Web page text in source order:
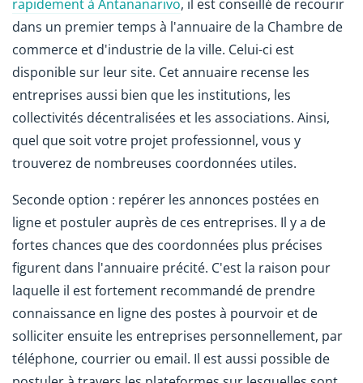
rapidement à Antananarivo, il est conseillé de recourir
dans un premier temps à l'annuaire de la Chambre de
commerce et d'industrie de la ville. Celui-ci est
disponible sur leur site. Cet annuaire recense les
entreprises aussi bien que les institutions, les
collectivités décentralisées et les associations. Ainsi,
quel que soit votre projet professionnel, vous y
trouverez de nombreuses coordonnées utiles.
Seconde option : repérer les annonces postées en
ligne et postuler auprès de ces entreprises. Il y a de
fortes chances que des coordonnées plus précises
figurent dans l'annuaire précité. C'est la raison pour
laquelle il est fortement recommandé de prendre
connaissance en ligne des postes à pourvoir et de
solliciter ensuite les entreprises personnellement, par
téléphone, courrier ou email. Il est aussi possible de